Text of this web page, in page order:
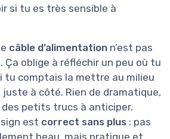
si tu es très sensible à
câble d’alimentation n’est pas
oblige à réfléchir un peu où tu
tu comptais la mettre au milieu
juste à côté. Rien de dramatique,
petits trucs à anticiper.
est correct sans plus : pas
beau, mais pratique et